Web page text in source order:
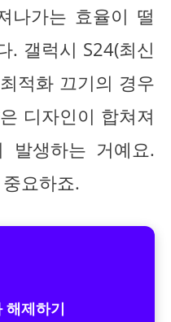
나가는 효율이 떨
. 갤럭시 S24(최신
적화 끄기의 경우
디자인이 합쳐져
발생하는 거예요.
요하죠.
해제하기